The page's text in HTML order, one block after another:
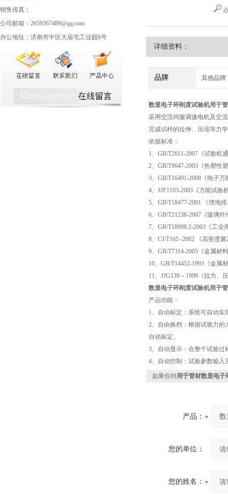
销售传真：
公司邮箱：2659367489@qq.com
办公地址：济南市中区大庙屯工业园6号
详细资料：
品牌 其他品牌
数显电子环刚度试验机用于
采用交流伺服调速电机及交
完成试样的拉伸、压缩等力
依据标准：
1、GB/T2611-2007《试验机
2、GB/T9647-2003《热塑性
3、GB/T16491-2008《电子
4、JJF1103-2003《万能试
5、GB/T18477-2001 《埋地
6、GB/T21238-2007《玻璃
7、GB/T18998.2-2003《工
8、CJ/T165 -2002 《高密度
9、GB/T7314-2005《金属材
10、GB/T14452-1993《金属
11、JJG139－1999《拉力
数显电子环刚度试验机用于
产品功能：
1、自动标定：系统可自动
2、自由换档：根据试验力
自动标定。
3、自动显示：在整个试验
4、自动控制：试验参数输入
如果你对用于管材数显电子
产品：
您的单位：
您的姓名：